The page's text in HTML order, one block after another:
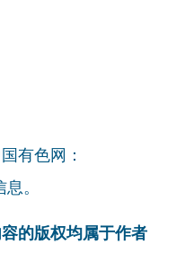
有色网：
。
的版权均属于作者